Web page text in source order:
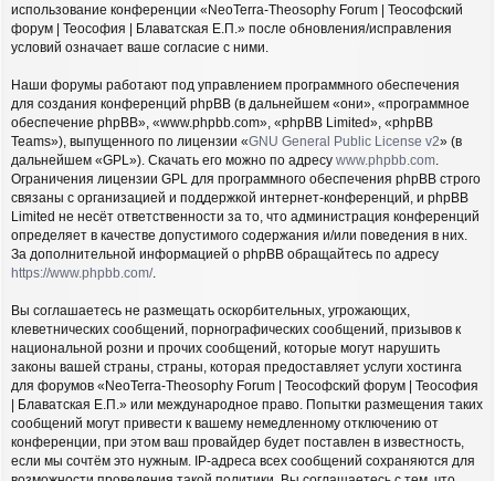
использование конференции «NeoTerra-Theosophy Forum | Теософский
форум | Теософия | Блаватская Е.П.» после обновления/исправления
условий означает ваше согласие с ними.
Наши форумы работают под управлением программного обеспечения
для создания конференций phpBB (в дальнейшем «они», «программное
обеспечение phpBB», «www.phpbb.com», «phpBB Limited», «phpBB
Teams»), выпущенного по лицензии «GNU General Public License v2» (в
дальнейшем «GPL»). Скачать его можно по адресу www.phpbb.com
Ограничения лицензии GPL для программного обеспечения phpBB строго
связаны с организацией и поддержкой интернет-конференций, и phpBB
Limited не несёт ответственности за то, что администрация конференций
определяет в качестве допустимого содержания и/или поведения в них.
За дополнительной информацией о phpBB обращайтесь по адресу
https://www.phpbb.com/.
Вы соглашаетесь не размещать оскорбительных, угрожающих,
клеветнических сообщений, порнографических сообщений, призывов к
национальной розни и прочих сообщений, которые могут нарушить
законы вашей страны, страны, которая предоставляет услуги хостинга
для форумов «NeoTerra-Theosophy Forum | Теософский форум | Теософия
| Блаватская Е.П.» или международное право. Попытки размещения таких
сообщений могут привести к вашему немедленному отключению от
конференции, при этом ваш провайдер будет поставлен в известность,
если мы сочтём это нужным. IP-адреса всех сообщений сохраняются для